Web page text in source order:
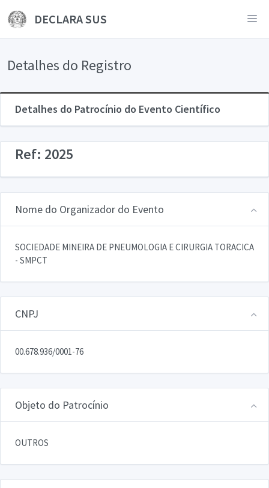
DECLARA SUS
Detalhes do Registro
Detalhes do Patrocínio do Evento Científico
Ref: 2025
Nome do Organizador do Evento
SOCIEDADE MINEIRA DE PNEUMOLOGIA E CIRURGIA TORACICA
- SMPCT
CNPJ
00.678.936/0001-76
Objeto do Patrocínio
OUTROS